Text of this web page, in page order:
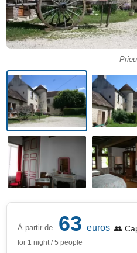
À partir de 63 euros
for 1 night / 5 people
👥